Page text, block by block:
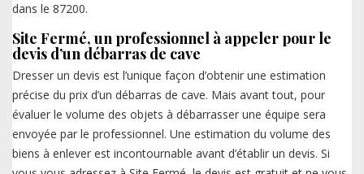
dans le 87200.
Site Fermé, un professionnel à appeler pour le
devis d’un débarras de cave
Dresser un devis est l’unique façon d’obtenir une estimation
précise du prix d’un débarras de cave. Mais avant tout, pour
évaluer le volume des objets à débarrasser une équipe sera
envoyée par le professionnel. Une estimation du volume des
biens à enlever est incontournable avant d’établir un devis. Si